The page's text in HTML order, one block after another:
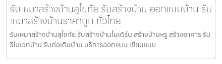
รับเหมาสร้างบ้านสุโขทัย รับสร้างบ้าน ออกแบบบ้าน รับ
เหมาสร้างบ้านราคาถูก ทั่วไทย
รับเหมาสร้างบ้านสุโขทัย รับสร้างบ้านโมเดิร์น สร้างบ้านหรู สร้างอาคาร รับ
รีโนเวทบ้าน รับต่อเติมบ้าน บริการออกแบบ เขียนแบบ